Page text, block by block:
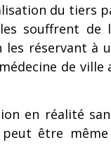
du tiers
souffrent
réservant
de ville
en réalité
être